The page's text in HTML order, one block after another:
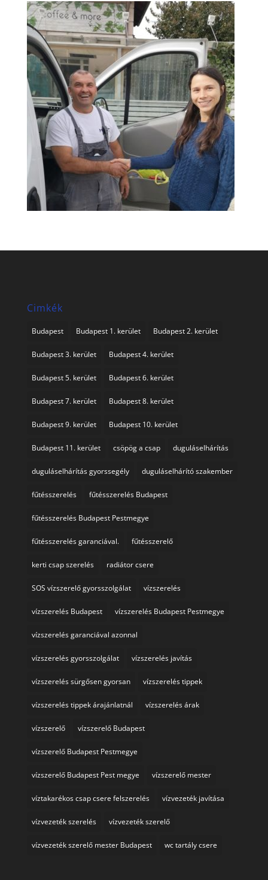
Cimkék
Budapest Budapest 1. kerület Budapest 2. kerület
Budapest 3. kerület Budapest 4. kerület
Budapest 5. kerület Budapest 6. kerület
Budapest 7. kerület Budapest 8. kerület
Budapest 9. kerület Budapest 10. kerület
Budapest 11. kerület csöpög a csap duguláselhárítás
duguláselhárítás gyorssegély duguláselhárító szakember
fűtésszerelés fűtésszerelés Budapest
fűtésszerelés Budapest Pestmegye
fűtésszerelés garanciával. fűtésszerelő
kerti csap szerelés radiátor csere
SOS vízszerelő gyorsszolgálat vízszerelés
vízszerelés Budapest vízszerelés Budapest Pestmegye
vízszerelés garanciával azonnal
vízszerelés gyorsszolgálat vízszerelés javítás
vízszerelés sürgősen gyorsan vízszerelés tippek
vízszerelés tippek árajánlatnál vízszerelés árak
vízszerelő vízszerelő Budapest
vízszerelő Budapest Pestmegye
vízszerelő Budapest Pest megye vízszerelő mester
víztakarékos csap csere felszerelés vízvezeték javítása
vízvezeték szerelés vízvezeték szerelő
vízvezeték szerelő mester Budapest wc tartály csere